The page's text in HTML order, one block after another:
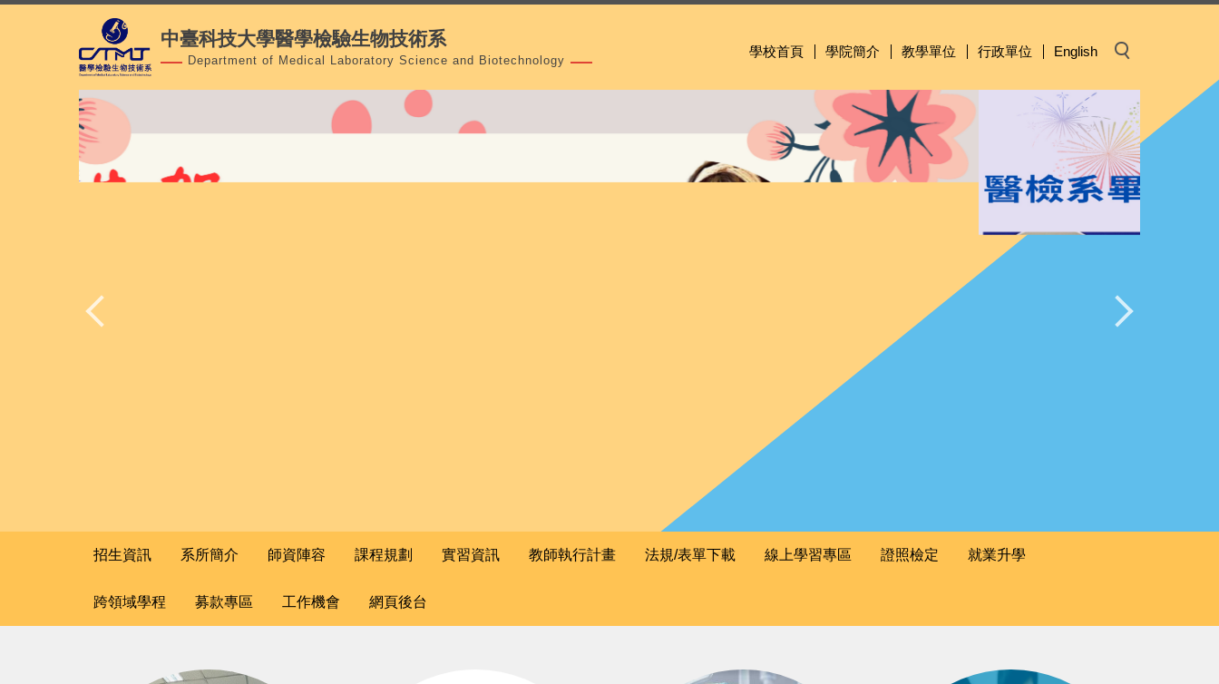
中臺科技大學醫學檢驗生物技術系
Department of Medical Laboratory Science and Biotechnology
學校首頁 學院簡介 教學單位 行政單位 English
招生資訊 系所簡介 師資陣容 課程規劃 實習資訊 教師執行計畫 法規/表單下載 線上學習專區 證照檢定 就業升學
跨領域學程 募款專區 工作機會 網頁後台